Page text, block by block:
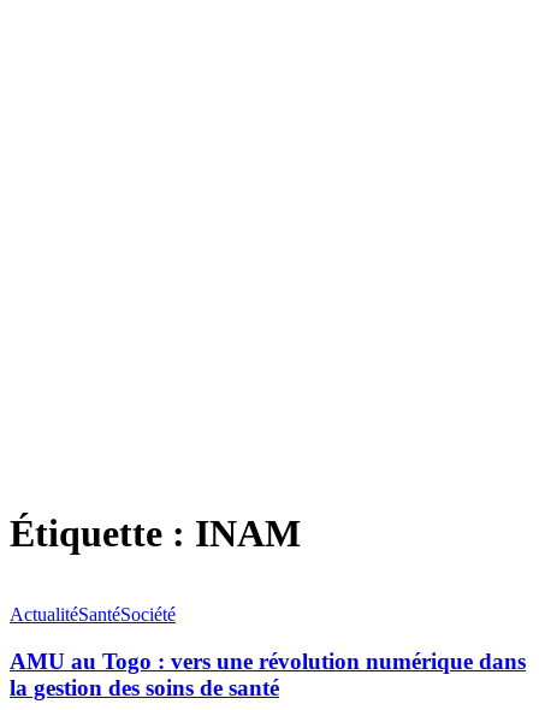
Étiquette : INAM
ActualitéSantéSociété
AMU au Togo : vers une révolution numérique dans
la gestion des soins de santé